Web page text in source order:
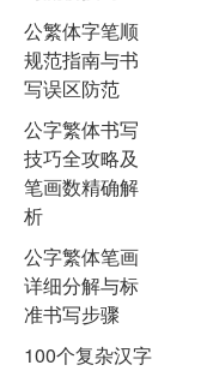
公繁体字笔顺
规范指南与书
写误区防范
公字繁体书写
技巧全攻略及
笔画数精确解
析
公字繁体笔画
详细分解与标
准书写步骤
100个复杂汉字